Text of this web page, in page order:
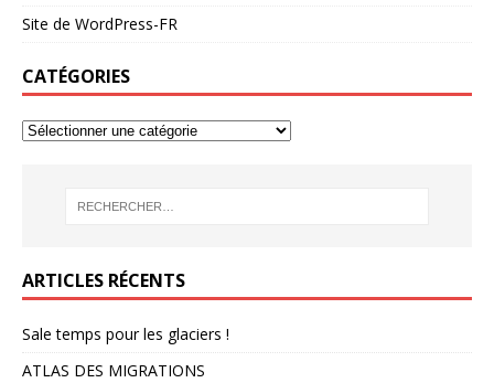
Site de WordPress-FR
CATÉGORIES
ARTICLES RÉCENTS
Sale temps pour les glaciers !
ATLAS DES MIGRATIONS